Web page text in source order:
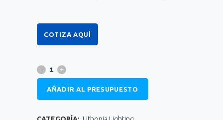
COTIZA AQUÍ
AÑADIR AL PRESUPUESTO